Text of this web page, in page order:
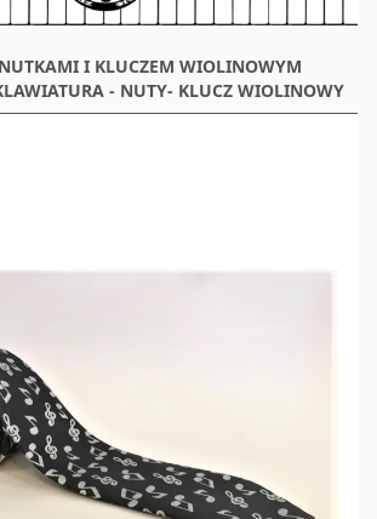
I KLUCZEM WIOLINOWYM
- NUTY- KLUCZ WIOLINOWY